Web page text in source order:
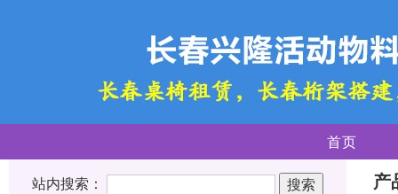
首页
站内搜索： 产